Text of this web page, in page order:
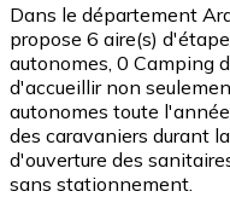
Dans le département
propose 6 aire(s)
autonomes, 0 Camping
d'accueillir non
autonomes toute
des caravaniers durant
d'ouverture des
sans stationnement.